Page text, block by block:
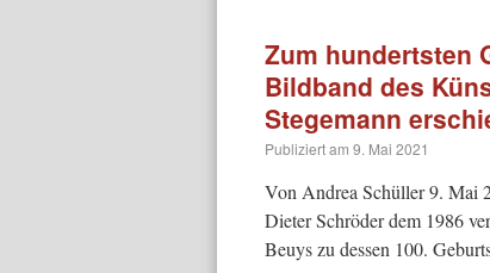
Zum hundertsten
Bildband des
Stegemann
Publiziert am 9. Mai 2021
Von Andrea Schüller 9. Mai
Dieter Schröder dem 1986
Beuys zu dessen 100.